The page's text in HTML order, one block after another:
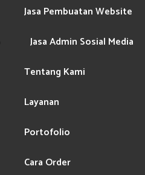
Jasa Pembuatan Website
Jasa Admin Sosial Media
Tentang Kami
Layanan
Portofolio
Cara Order